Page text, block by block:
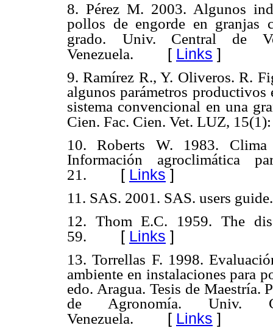
8. Pérez M. 2003. Algunos
pollos de engorde en granjas
grado.
Univ. Central de
Venezuela. [ Links ]
9. Ramírez R., Y. Oliveros. R.
algunos parámetros productivos
sistema convencional en una
Cien. Fac. Cien. Vet. LUZ,
10. Roberts W. 1983.
Información agroclimática
21. [ Links ]
11. SAS. 2001. SAS. users
12. Thom E.C. 1959. The
59. [ Links ]
13. Torrellas F. 1998.
ambiente en instalacionespara
edo. Aragua. Tesis de Maestría.
de Agronomía. Univ.
Venezuela. [ Links ]